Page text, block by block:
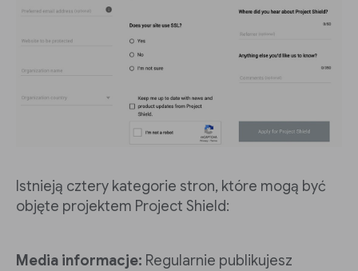
Istnieją cztery kategorie stron, które mogą być
objęte projektem Project Shield:
Media informacje: Regularnie publikujesz